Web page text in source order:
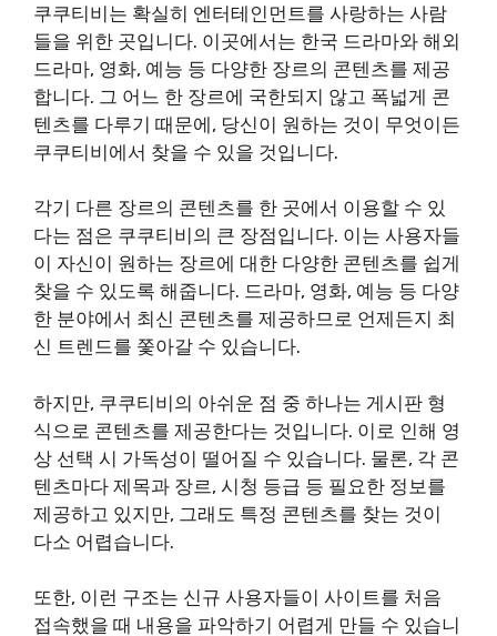
쿠쿠티비는 확실히 엔터테인먼트를 사랑하는 사람
들을 위한 곳입니다. 이곳에서는 한국 드라마와 해외
드라마, 영화, 예능 등 다양한 장르의 콘텐츠를 제공
합니다. 그 어느 한 장르에 국한되지 않고 폭넓게 콘
텐츠를 다루기 때문에, 당신이 원하는 것이 무엇이든
쿠쿠티비에서 찾을 수 있을 것입니다.
각기 다른 장르의 콘텐츠를 한 곳에서 이용할 수 있
다는 점은 쿠쿠티비의 큰 장점입니다. 이는 사용자들
이 자신이 원하는 장르에 대한 다양한 콘텐츠를 쉽게
찾을 수 있도록 해줍니다. 드라마, 영화, 예능 등 다양
한 분야에서 최신 콘텐츠를 제공하므로 언제든지 최
신 트렌드를 쫓아갈 수 있습니다.
하지만, 쿠쿠티비의 아쉬운 점 중 하나는 게시판 형
식으로 콘텐츠를 제공한다는 것입니다. 이로 인해 영
상 선택 시 가독성이 떨어질 수 있습니다. 물론, 각 콘
텐츠마다 제목과 장르, 시청 등급 등 필요한 정보를
제공하고 있지만, 그래도 특정 콘텐츠를 찾는 것이
다소 어렵습니다.
또한, 이런 구조는 신규 사용자들이 사이트를 처음
접속했을 때 내용을 파악하기 어렵게 만들 수 있습니